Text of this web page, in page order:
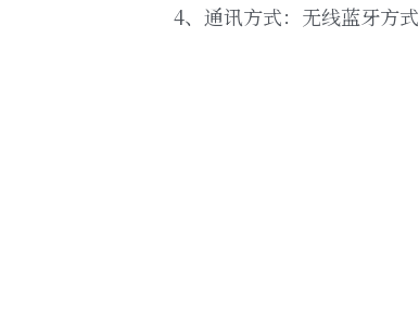
4、通讯方式：无线蓝牙方式